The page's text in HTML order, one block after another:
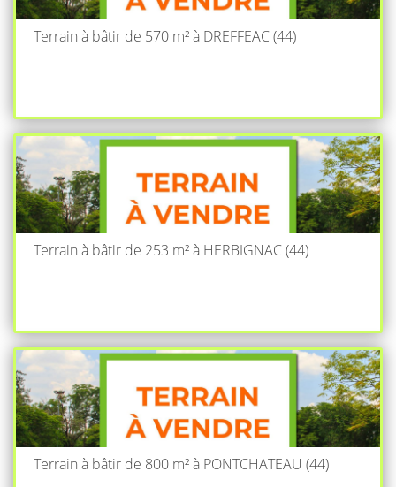
Terrain à bâtir de 570 m² à DREFFEAC (44)
Terrain à bâtir de 253 m² à HERBIGNAC (44)
Terrain à bâtir de 800 m² à PONTCHATEAU (44)